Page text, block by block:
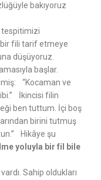
bakıyoruz
tespitimizi
fili tarif etmeye
düşüyoruz.
başlar.
“Kocaman ve
İkincisi filin
ben tuttum. İçi boş
birini tutmuş
Hikâye şu
yoluyla bir fil bile
Sahip oldukları